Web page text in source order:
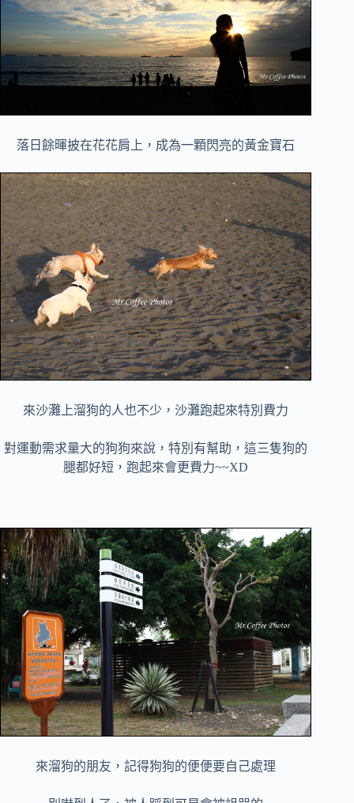
落日餘暉披在花花肩上，成為一顆閃亮的黃金寶石
來沙灘上溜狗的人也不少，沙灘跑起來特別費力
對運動需求量大的狗狗來說，特別有幫助，這三隻狗的
腿都好短，跑起來會更費力~~XD
來溜狗的朋友，記得狗狗的便便要自己處理